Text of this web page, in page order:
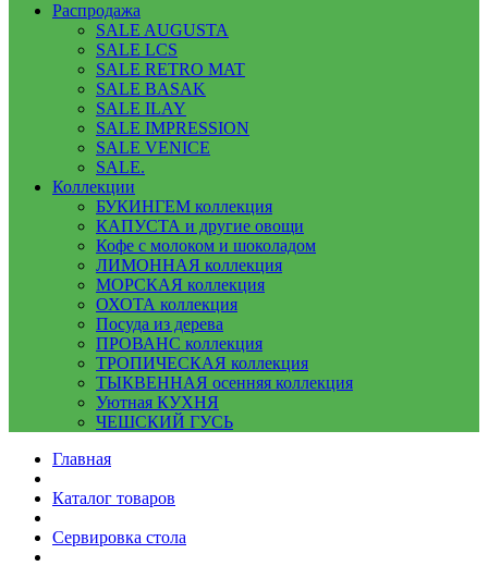
Распродажа
SALE AUGUSTA
SALE LCS
SALE RETRO MAT
SALE BASAK
SALE ILAY
SALE IMPRESSION
SALE VENICE
SALE.
Коллекции
БУКИНГЕМ коллекция
КАПУСТА и другие овощи
Кофе с молоком и шоколадом
ЛИМОННАЯ коллекция
МОРСКАЯ коллекция
ОХОТА коллекция
Посуда из дерева
ПРОВАНС коллекция
ТРОПИЧЕСКАЯ коллекция
ТЫКВЕННАЯ осенняя коллекция
Уютная КУХНЯ
ЧЕШСКИЙ ГУСЬ
Главная
Каталог товаров
Сервировка стола